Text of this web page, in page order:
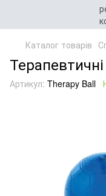
Каталог товарів
Артикул: Therapy Ball